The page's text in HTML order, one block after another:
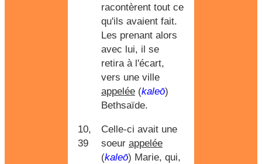
racontèrent tout ce
qu'ils avaient fait.
Les prenant alors
avec lui, il se
retira à l'écart,
vers une ville
appelée (kaleō)
Bethsaïde.
10,
39
Celle-ci avait une
soeur appelée
(kaleō) Marie, qui,